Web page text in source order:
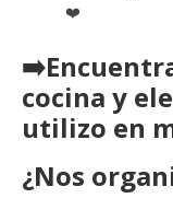
❤️
cocina y
utilizo en
¿Nos